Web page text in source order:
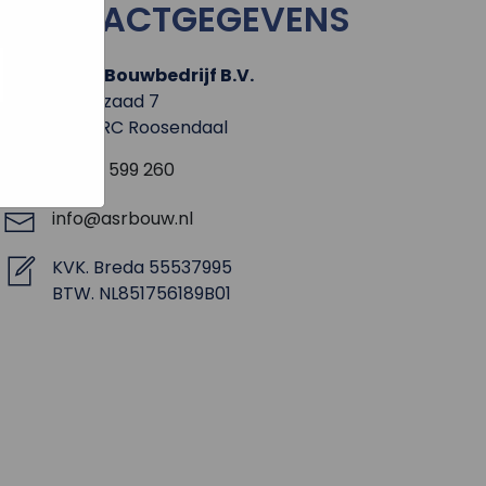
CONTACTGEGEVENS
A.S.R. Bouwbedrijf B.V.
Rechtzaad 7
4703 RC Roosendaal
0165 - 599 260
info@asrbouw.nl
KVK. Breda 55537995
BTW. NL851756189B01
Er
van